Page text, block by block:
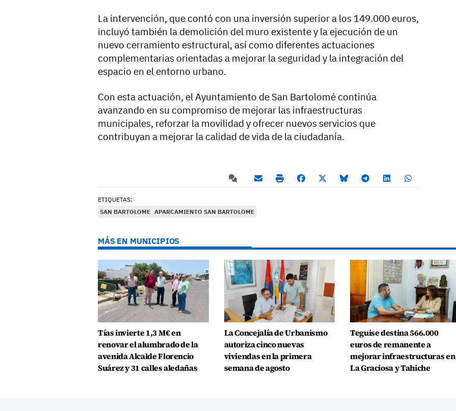
La intervención, que contó con una inversión superior a los 149.000 euros,
incluyó también la demolición del muro existente y la ejecución de un
nuevo cerramiento estructural, así como diferentes actuaciones
complementarias orientadas a mejorar la seguridad y la integración del
espacio en el entorno urbano.
Con esta actuación, el Ayuntamiento de San Bartolomé continúa
avanzando en su compromiso de mejorar las infraestructuras
municipales, reforzar la movilidad y ofrecer nuevos servicios que
contribuyan a mejorar la calidad de vida de la ciudadanía.
ETIQUETAS:
SAN BARTOLOME APARCAMIENTO SAN BARTOLOME
MÁS EN MUNICIPIOS
Tías invierte 1,3 M€ en
renovar el alumbrado de la
avenida Alcalde Florencio
Suárez y 31 calles aledañas
La Concejalía de Urbanismo
autoriza cinco nuevas
viviendas en la primera
semana de agosto
Teguise destina 566.000
euros de remanente a
mejorar infraestructuras en
La Graciosa y Tahiche